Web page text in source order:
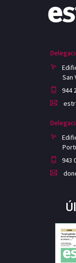
San
944
943